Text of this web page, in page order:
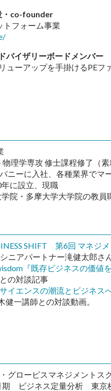
co-founder
トフォーム事業
イザリーボードメンバー
ューアップを手掛けるPEフ
理学専攻 修士課程修了（素
ニーに入社、各種業界で
に設立、現職
院・多摩大学大学院の教員
SHIFT 第6回 マネジ
ニアパートナー滝健太郎さ
『既存ビジネスの価
の対談記事
イエンスの潮流とビジネス
一講師との対談動画。
グロービスマネジメントス
期 ビジネス定量分析 東京